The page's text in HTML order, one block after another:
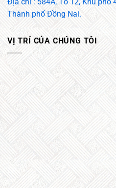
Thành phố Đồng Nai.
VỊ TRÍ CỦA CHÚNG TÔI